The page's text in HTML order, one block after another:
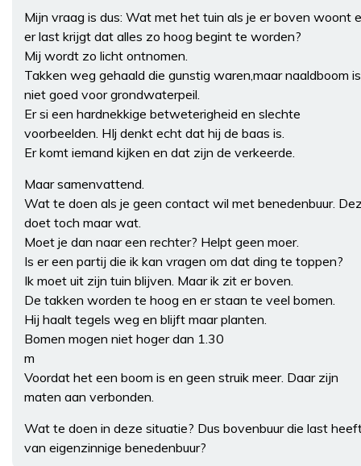
Mijn vraag is dus: Wat met het tuin als je er boven woont
er last krijgt dat alles zo hoog begint te worden?
Mij wordt zo licht ontnomen.
Takken weg gehaald die gunstig waren,maar naaldboom is
niet goed voor grondwaterpeil.
Er si een hardnekkige betweterigheid en slechte
voorbeelden. HIj denkt echt dat hij de baas is.
Er komt iemand kijken en dat zijn de verkeerde.
Maar samenvattend.
Wat te doen als je geen contact wil met benedenbuur.
doet toch maar wat.
Moet je dan naar een rechter? Helpt geen moer.
Is er een partij die ik kan vragen om dat ding te toppen?
Ik moet uit zijn tuin blijven. Maar ik zit er boven.
De takken worden te hoog en er staan te veel bomen.
Hij haalt tegels weg en blijft maar planten.
Bomen mogen niet hoger dan 1.30
m
Voordat het een boom is en geen struik meer. Daar zijn
maten aan verbonden.
Wat te doen in deze situatie? Dus bovenbuur die last
van eigenzinnige benedenbuur?